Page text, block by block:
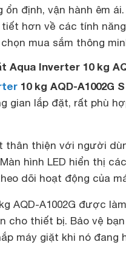
định, vận hành êm
hơn về các tính
mua sắm thông
Inverter 10 kg
10 kg AQD-A1002G S
gian lắp đặt, rất phù
thân thiện với người
hình LED hiển thị
dõi hoạt động của
AQD-A1002G được
cho thiết bị. Bảo vệ
máy giặt khi nó đang